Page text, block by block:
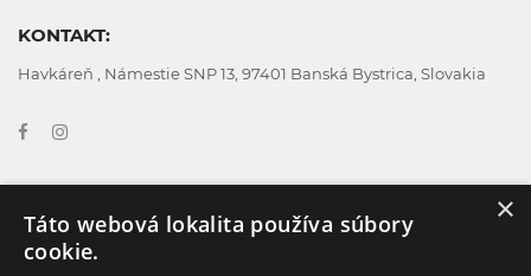
KONTAKT:
Havkáreň , Námestie SNP 13, 97401 Banská Bystrica, Slovakia
GDPR
Cookies
Všeobecné obchodné podmienky ×
Táto webová lokalita používa súbory
cookie.